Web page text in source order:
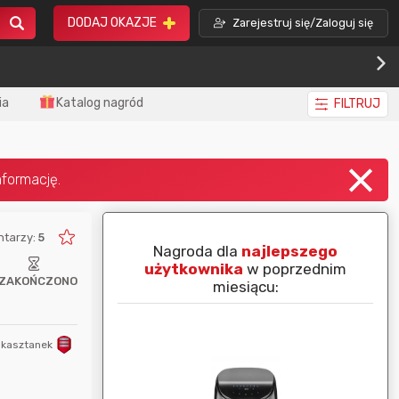
DODAJ OKAZJE Zarejestruj się/Zaloguj się
Katalog nagród FILTRUJ
5
ZAKOŃCZONO
kasztanek
miesiącu:
Nagroda dla najlepszego
użytkownika w poprzednim
miesiącu: